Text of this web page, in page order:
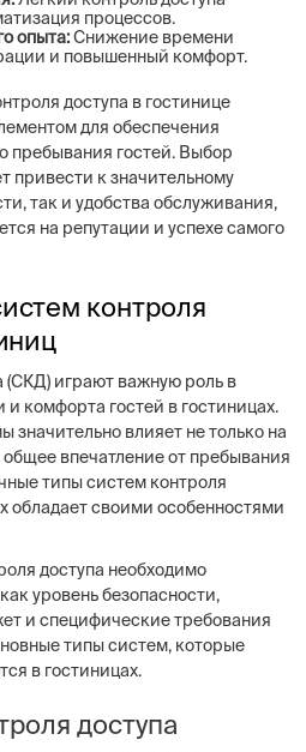
процессов.
опыта:Снижение времени
и повышенный комфорт.
доступа в гостинице
для обеспечения
пребывания гостей. Выбор
привести к значительному
так и удобства обслуживания,
на репутации и успехе самого
контроля
(СКД) играют важную роль в
комфорта гостей в гостиницах.
влияет не только на
впечатление от пребывания
типы систем контроля
обладает своими особенностями
доступа необходимо
уровень безопасности,
и специфические требования
типы систем, которые
в гостиницах.
доступа